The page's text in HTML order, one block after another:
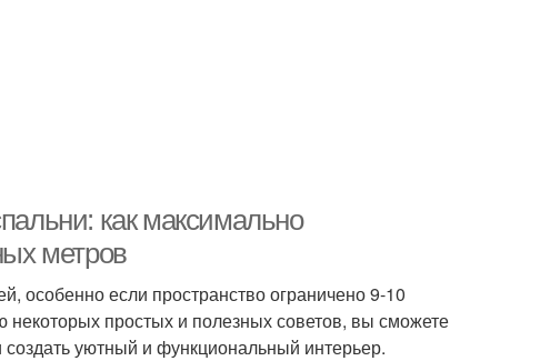
как максимально
метров
особенно если пространство ограничено 9-10
простых и полезных советов, вы сможете
уютный и функциональный интерьер.